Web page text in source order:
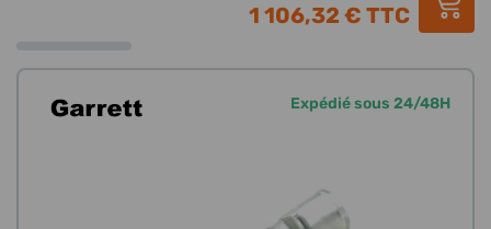
1 106,32 € TTC
Expédié sous 24/48H